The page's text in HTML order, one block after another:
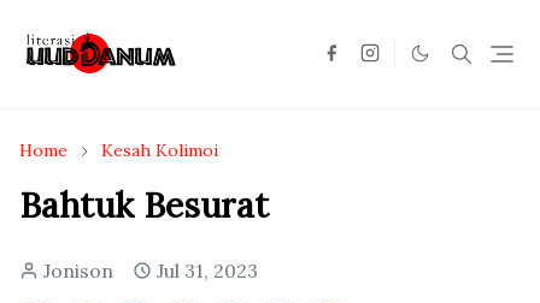
Home Kesah Kolimoi
Bahtuk Besurat
Jonison Jul 31, 2023